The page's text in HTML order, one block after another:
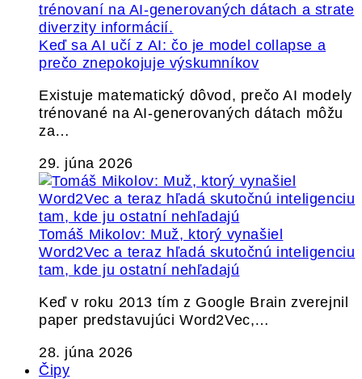
Keď sa AI učí z AI: čo je model collapse a
prečo znepokojuje výskumníkov
Existuje matematický dôvod, prečo AI modely
trénované na AI-generovaných dátach môžu
za…
29. júna 2026
Tomáš Mikolov: Muž, ktorý vynašiel
Word2Vec a teraz hľadá skutočnú inteligenciu
tam, kde ju ostatní nehľadajú
Keď v roku 2013 tím z Google Brain zverejnil
paper predstavujúci Word2Vec,…
28. júna 2026
Čipy